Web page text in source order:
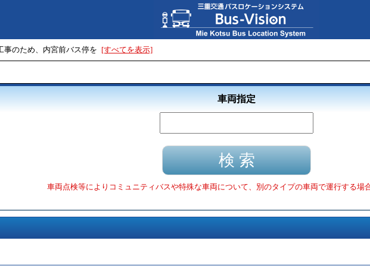
事のため、内宮前バス停を [すべてを表示]
車両指定
車両点検等によりコミュニティバスや特殊な車両について、別のタイプの車両で運行する場